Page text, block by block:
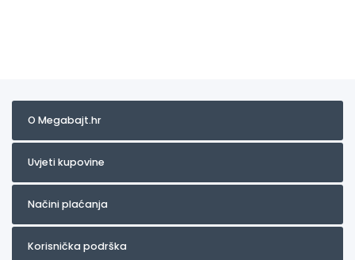
O Megabajt.hr
Uvjeti kupovine
Načini plaćanja
Korisnička podrška